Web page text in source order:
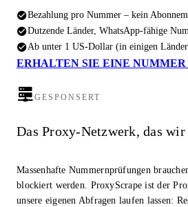
Bezahlung pro Nummer – kein
Dutzende Länder, WhatsApp-fähige
Ab unter 1 US-Dollar (in einigen
ERHALTEN SIE EINE NUMMER
GESPONSERT
Das Proxy-Netzwerk, das wir
Massenhafte Nummernprüfungen
blockiert werden. ProxyScrape ist der
unsere eigenen Abfragen laufen lassen: